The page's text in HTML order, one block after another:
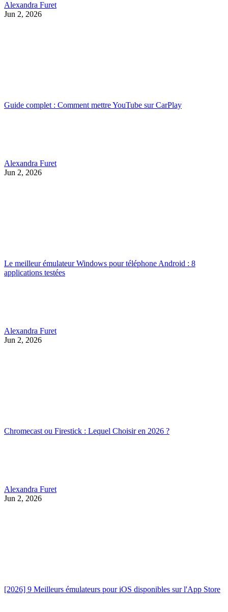
Alexandra Furet
Jun 2, 2026
Guide complet : Comment mettre YouTube sur CarPlay
Alexandra Furet
Jun 2, 2026
Le meilleur émulateur Windows pour téléphone Android : 8
applications testées
Alexandra Furet
Jun 2, 2026
Chromecast ou Firestick : Lequel Choisir en 2026 ?
Alexandra Furet
Jun 2, 2026
[2026] 9 Meilleurs émulateurs pour iOS disponibles sur l'App Store